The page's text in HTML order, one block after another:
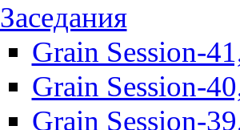
Заседания
Grain Session-
Grain Session-
Grain Session-